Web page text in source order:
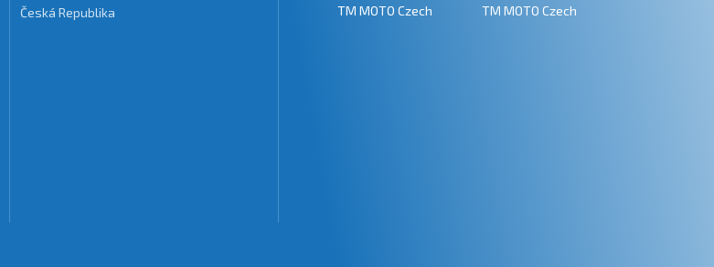
Česká Republika
TM MOTO Czech TM MOTO Czech